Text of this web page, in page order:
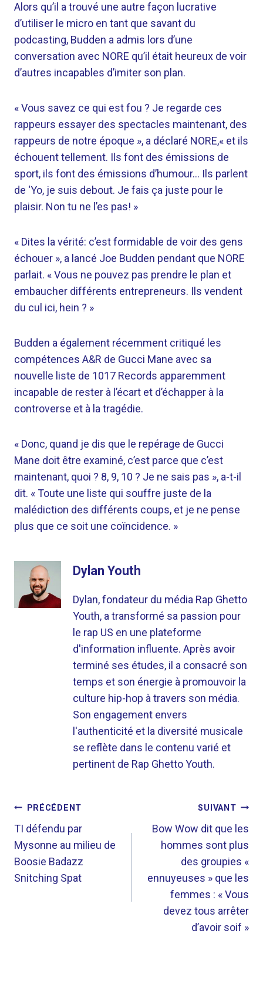
Alors qu’il a trouvé une autre façon lucrative
d’utiliser le micro en tant que savant du
podcasting, Budden a admis lors d’une
conversation avec NORE qu’il était heureux de voir
d’autres incapables d’imiter son plan.
« Vous savez ce qui est fou ? Je regarde ces
rappeurs essayer des spectacles maintenant, des
rappeurs de notre époque », a déclaré NORE,« et ils
échouent tellement. Ils font des émissions de
sport, ils font des émissions d’humour… Ils parlent
de ‘Yo, je suis debout. Je fais ça juste pour le
plaisir. Non tu ne l’es pas! »
« Dites la vérité: c’est formidable de voir des gens
échouer », a lancé Joe Budden pendant que NORE
parlait. « Vous ne pouvez pas prendre le plan et
embaucher différents entrepreneurs. Ils vendent
du cul ici, hein ? »
Budden a également récemment critiqué les
compétences A&R de Gucci Mane avec sa
nouvelle liste de 1017 Records apparemment
incapable de rester à l’écart et d’échapper à la
controverse et à la tragédie.
« Donc, quand je dis que le repérage de Gucci
Mane doit être examiné, c’est parce que c’est
maintenant, quoi ? 8, 9, 10 ? Je ne sais pas », a-t-il
dit. « Toute une liste qui souffre juste de la
malédiction des différents coups, et je ne pense
plus que ce soit une coïncidence. »
Dylan Youth
Dylan, fondateur du média Rap Ghetto
Youth, a transformé sa passion pour
le rap US en une plateforme
d'information influente. Après avoir
terminé ses études, il a consacré son
temps et son énergie à promouvoir la
culture hip-hop à travers son média.
Son engagement envers
l'authenticité et la diversité musicale
se reflète dans le contenu varié et
pertinent de Rap Ghetto Youth.
NAVIGATION
DE
L’ARTICLE
PRÉCÉDENT
TI défendu par
Mysonne au milieu de
Boosie Badazz
Snitching Spat
SUIVANT
Bow Wow dit que les
hommes sont plus
des groupies «
ennuyeuses » que les
femmes : « Vous
devez tous arrêter
d’avoir soif »